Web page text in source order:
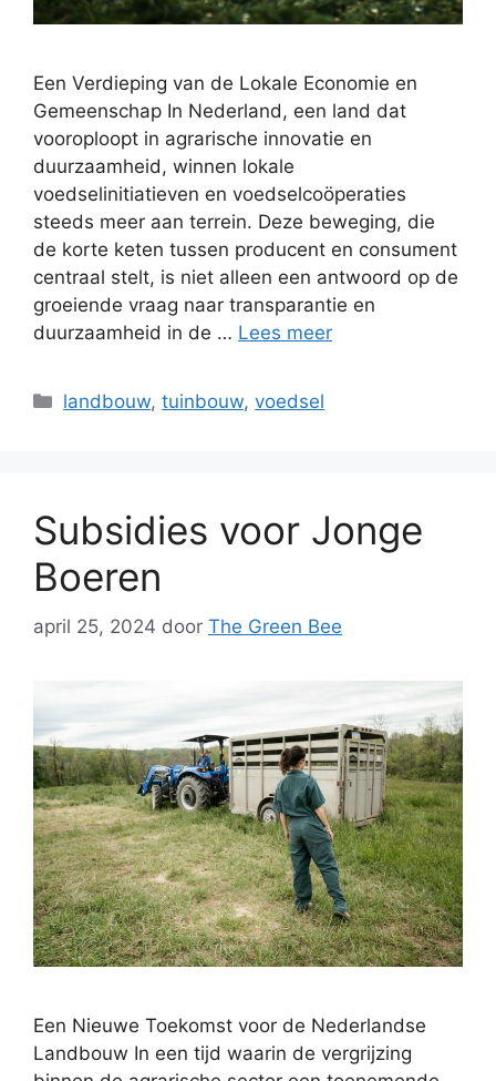
Een Verdieping van de Lokale Economie en
Gemeenschap In Nederland, een land dat
vooroploopt in agrarische innovatie en
duurzaamheid, winnen lokale
voedselinitiatieven en voedselcoöperaties
steeds meer aan terrein. Deze beweging, die
de korte keten tussen producent en consument
centraal stelt, is niet alleen een antwoord op de
groeiende vraag naar transparantie en
duurzaamheid in de … Lees meer
Categorieën
landbouw,tuinbouw,voedsel
Subsidies voor Jonge
Boeren
april 25, 2024 door The Green Bee
Een Nieuwe Toekomst voor de Nederlandse
Landbouw In een tijd waarin de vergrijzing